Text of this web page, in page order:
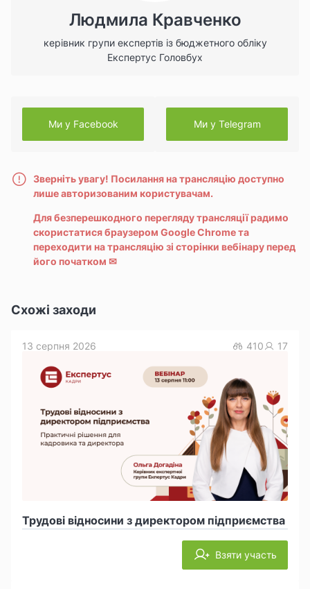
Людмила Кравченко
керівник групи експертів із бюджетного обліку
Експертус Головбух
Ми у Facebook Ми у Telegram
Зверніть увагу! Посилання на трансляцію доступно
лише авторизованим користувачам.
Для безперешкодного перегляду трансляції радимо
скористатися браузером Google Chrome та
переходити на трансляцію зі сторінки вебінару перед
його початком ✉
Схожі заходи
Трудові відносини з директором підприємства
13 серпня 2026 410 17
Взяти участь